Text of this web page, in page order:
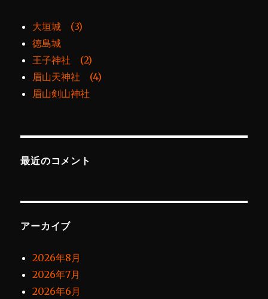
大垣城 (3)
徳島城
王子神社 (2)
眉山天神社 (4)
眉山剣山神社
最近のコメント
アーカイブ
2026年8月
2026年7月
2026年6月